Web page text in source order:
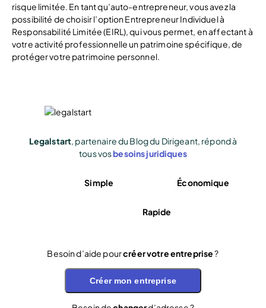
risque limitée. En tant qu’auto-entrepreneur, vous avez la
possibilité de choisir l’option Entrepreneur Individuel à
Responsabilité Limitée (EIRL), qui vous permet, en affectant à
votre activité professionnelle un patrimoine spécifique, de
protéger votre patrimoine personnel.
Legalstart, partenaire du Blog du Dirigeant, répond à
tous vosbesoins juridiques
Simple Économique
Rapide
Besoin d’aide pourcréer votre entreprise?
Créer mon entreprise